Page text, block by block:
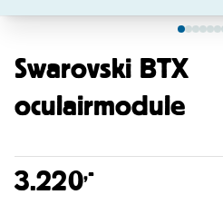
Swarovski BTX
oculairmodule
3.220,-